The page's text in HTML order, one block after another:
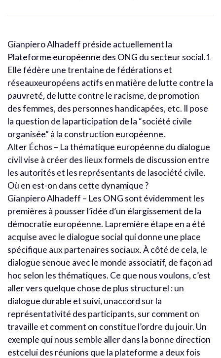
Gianpiero Alhadeff préside actuellement la
Plateforme européenne des ONG du secteur social.1
Elle fédère une trentaine de fédérations et
réseauxeuropéens actifs en matière de lutte contre la
pauvreté, de lutte contre le racisme, de promotion
des femmes, des personnes handicapées, etc. Il pose
la question de laparticipation de la “société civile
organisée” à la construction européenne.
Alter Échos – La thématique européenne du dialogue
civil vise à créer des lieux formels de discussion entre
les autorités et les représentants de lasociété civile.
Où en est-on dans cette dynamique ?
Gianpiero Alhadeff – Les ONG sont évidemment les
premières à pousser l’idée d’un élargissement de la
démocratie européenne. Lapremière étape en a été
acquise avec le dialogue social qui donne une place
spécifique aux partenaires sociaux. À côté de cela, le
dialogue senoue avec le monde associatif, de façon ad
hoc selon les thématiques. Ce que nous voulons, c’est
aller vers quelque chose de plus structurel : un
dialogue durable et suivi, unaccord sur la
représentativité des participants, sur comment on
travaille et comment on constitue l’ordre du jouir. Un
exemple qui nous semble aller dans la bonne direction
estcelui des réunions que la plateforme a deux fois